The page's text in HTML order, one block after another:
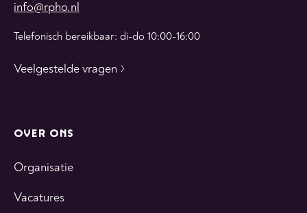
info@rpho.nl
Telefonisch bereikbaar: di-do 10:00-16:00
Veelgestelde vragen
OVER ONS
Organisatie
Vacatures